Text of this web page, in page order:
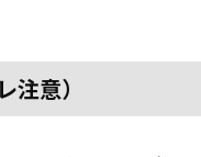
注意）